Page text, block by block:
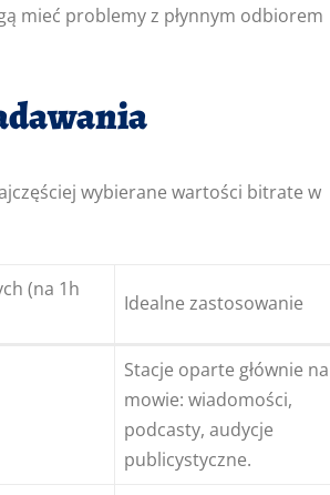
mieć problemy z płynnym odbiorem
wybierane wartości bitrate w
(na 1h
Idealne zastosowanie
Stacje oparte głównie na
mowie: wiadomości,
podcasty, audycje
publicystyczne.